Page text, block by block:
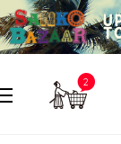
2 カー